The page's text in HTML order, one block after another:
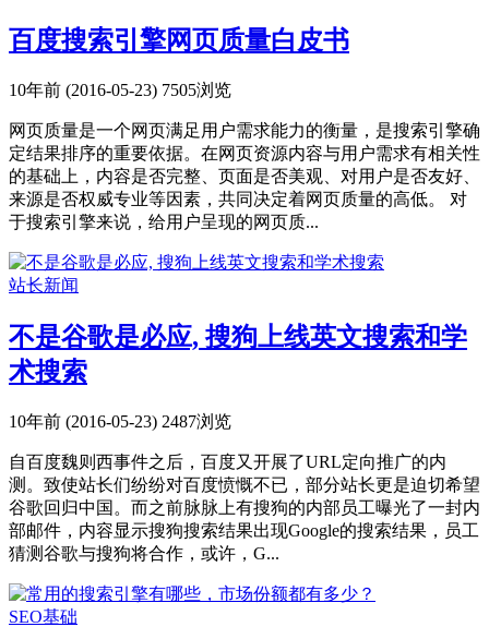
百度搜索引擎网页质量白皮书
10年前 (2016-05-23) 7505浏览
网页质量是一个网页满足用户需求能力的衡量，是搜索引擎确
定结果排序的重要依据。在网页资源内容与用户需求有相关性
的基础上，内容是否完整、页面是否美观、对用户是否友好、
来源是否权威专业等因素，共同决定着网页质量的高低。 对
于搜索引擎来说，给用户呈现的网页质...
站长新闻
不是谷歌是必应, 搜狗上线英文搜索和学
术搜索
10年前 (2016-05-23) 2487浏览
自百度魏则西事件之后，百度又开展了URL定向推广的内
测。致使站长们纷纷对百度愤慨不已，部分站长更是迫切希望
谷歌回归中国。而之前脉脉上有搜狗的内部员工曝光了一封内
部邮件，内容显示搜狗搜索结果出现Google的搜索结果，员工
猜测谷歌与搜狗将合作，或许，G...
SEO基础